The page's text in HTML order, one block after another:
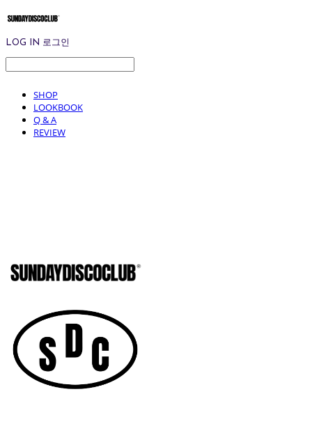
LOG IN 로그인
SHOP
LOOKBOOK
Q & A
REVIEW